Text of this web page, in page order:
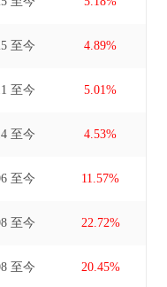
至今 4.89%
至今 5.01%
至今 4.53%
至今 11.57%
至今 22.72%
至今 20.45%